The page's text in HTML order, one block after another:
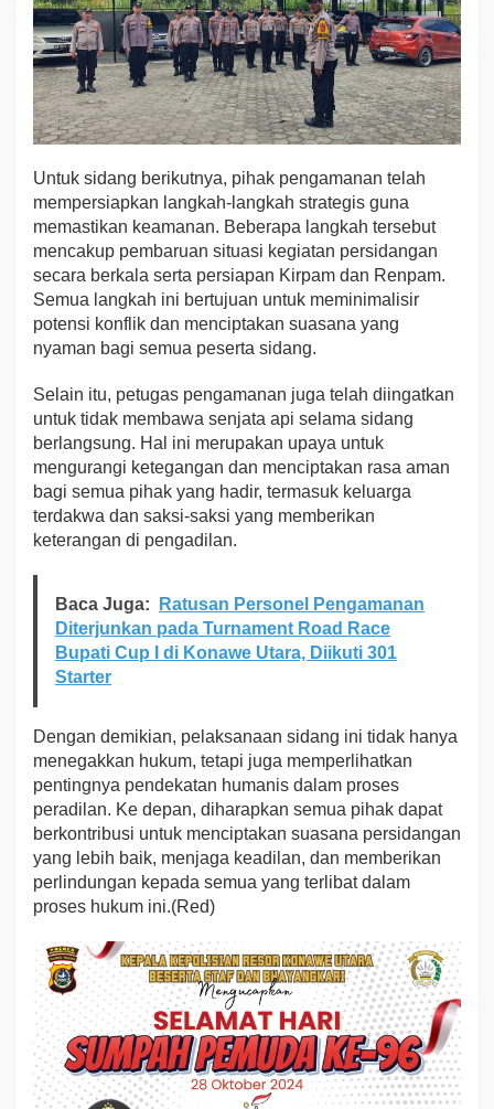
r
t
i
b
d
a
n
a
m
Untuk sidang berikutnya, pihak pengamanan telah
mempersiapkan langkah-langkah strategis guna
memastikan keamanan. Beberapa langkah tersebut
mencakup pembaruan situasi kegiatan persidangan
secara berkala serta persiapan Kirpam dan Renpam.
Semua langkah ini bertujuan untuk meminimalisir
potensi konflik dan menciptakan suasana yang
nyaman bagi semua peserta sidang.
Selain itu, petugas pengamanan juga telah diingatkan
untuk tidak membawa senjata api selama sidang
berlangsung. Hal ini merupakan upaya untuk
mengurangi ketegangan dan menciptakan rasa aman
bagi semua pihak yang hadir, termasuk keluarga
terdakwa dan saksi-saksi yang memberikan
keterangan di pengadilan.
Baca Juga:
Ratusan Personel Pengamanan
Diterjunkan pada Turnament Road Race
Bupati Cup I di Konawe Utara, Diikuti 301
Starter
Dengan demikian, pelaksanaan sidang ini tidak hanya
menegakkan hukum, tetapi juga memperlihatkan
pentingnya pendekatan humanis dalam proses
peradilan. Ke depan, diharapkan semua pihak dapat
berkontribusi untuk menciptakan suasana persidangan
yang lebih baik, menjaga keadilan, dan memberikan
perlindungan kepada semua yang terlibat dalam
proses hukum ini.(Red)